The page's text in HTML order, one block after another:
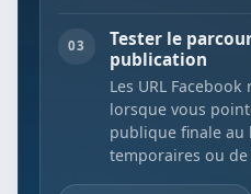
03
Tester le
publication
Les URL
lorsque vous
publique finale au
temporaires ou